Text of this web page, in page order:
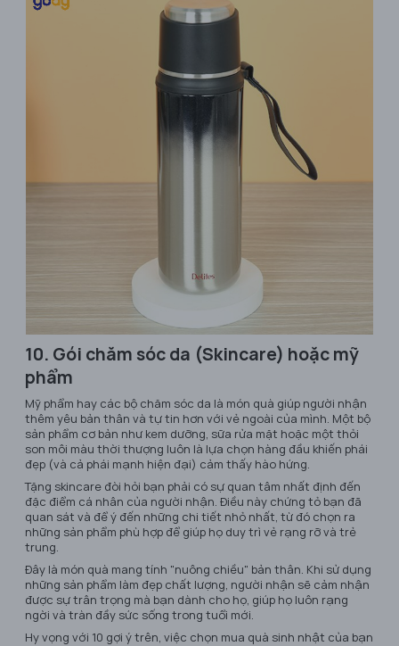
10. Gói chăm sóc da (Skincare) hoặc mỹ
phẩm
Mỹ phẩm hay các bộ chăm sóc da là món quà giúp người nhận
thêm yêu bản thân và tự tin hơn với vẻ ngoài của mình. Một bộ
sản phẩm cơ bản như kem dưỡng, sữa rửa mặt hoặc một thỏi
son môi màu thời thượng luôn là lựa chọn hàng đầu khiến phái
đẹp (và cả phái mạnh hiện đại) cảm thấy hào hứng.
Tặng skincare đòi hỏi bạn phải có sự quan tâm nhất định đến
đặc điểm cá nhân của người nhận. Điều này chứng tỏ bạn đã
quan sát và để ý đến những chi tiết nhỏ nhất, từ đó chọn ra
những sản phẩm phù hợp để giúp họ duy trì vẻ rạng rỡ và trẻ
trung.
Đây là món quà mang tính "nuông chiều" bản thân. Khi sử dụng
những sản phẩm làm đẹp chất lượng, người nhận sẽ cảm nhận
được sự trân trọng mà bạn dành cho họ, giúp họ luôn rạng
ngời và tràn đầy sức sống trong tuổi mới.
Hy vọng với 10 gợi ý trên, việc chọn mua quà sinh nhật của bạn